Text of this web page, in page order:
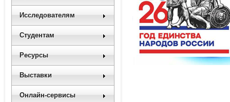
Исследователям
Студентам
Ресурсы
Выставки
Онлайн-сервисы